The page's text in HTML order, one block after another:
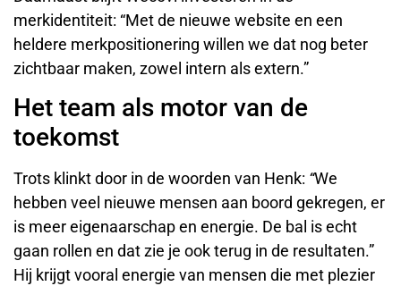
merkidentiteit: “Met de nieuwe website en een
heldere merkpositionering willen we dat nog beter
zichtbaar maken, zowel intern als extern.”
Het team als motor van de
toekomst
Trots klinkt door in de woorden van Henk: “We
hebben veel nieuwe mensen aan boord gekregen, er
is meer eigenaarschap en energie. De bal is echt
gaan rollen en dat zie je ook terug in de resultaten.”
Hij krijgt vooral energie van mensen die met plezier